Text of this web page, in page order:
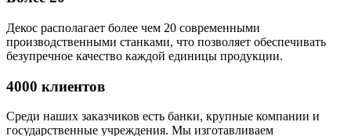
Декос располагает более чем 20 современными
производственными станками, что позволяет обеспечивать
безупречное качество каждой единицы продукции.
4000 клиентов
Среди наших заказчиков есть банки, крупные компании и
государственные учреждения. Мы изготавливаем